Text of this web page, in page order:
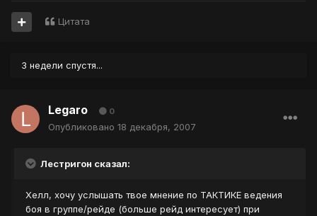
Цитата
3 недели спустя...
Legaro 0
Опубликовано 18 декабря, 2007
Лестригон сказал:
Хелл, хочу услышать твое мнение по ТАКТИКЕ ведения
боя в группе/рейде (больше рейд интересует) при